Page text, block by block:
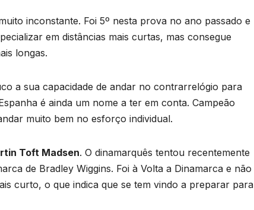
inconstante. Foi 5º nesta prova no ano passado e
em distâncias mais curtas, mas consegue
longas.
a sua capacidade de andar no contrarrelógio para
é ainda um nome a ter em conta. Campeão
muito bem no esforço individual.
Toft Madsen. O dinamarquês tentou recentemente
de Bradley Wiggins. Foi à Volta a Dinamarca e não
curto, o que indica que se tem vindo a preparar para